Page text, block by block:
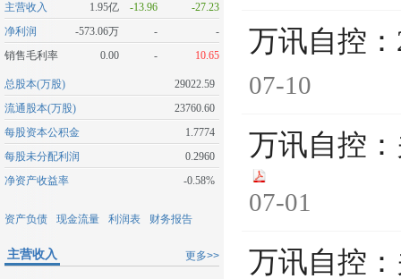
主营收入
1.95亿 -13.96
-27.23
净利润
-573.06万 -
-
销售毛利率
0.00 - 10.65
总股本(万股)
29022.59
流通股本(万股)
23760.60
每股资本公积金
1.7774
每股未分配利润
0.2960
净资产收益率
-0.58%
资产负债 现金流量 利润表 财务报告
更多>>
主营收入
万讯自控
07-10
万讯自控
07-01
万讯自控